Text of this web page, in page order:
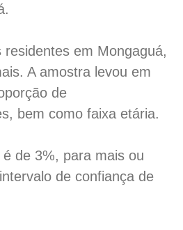
residentes em Mongaguá,
A amostra levou em
de
bem como faixa etária.
de 3%, para mais ou
de confiança de